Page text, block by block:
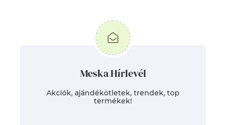
Meska Hírlevél
Akciók, ajándékötletek, trendek, top
termékek!